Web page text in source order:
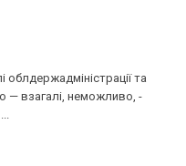
та
— взагалі, неможливо, -